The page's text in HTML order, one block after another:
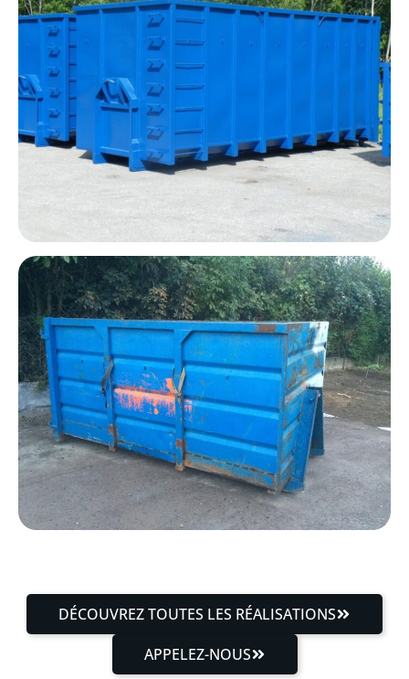
DÉCOUVREZ TOUTES LES RÉALISATIONS
APPELEZ-NOUS